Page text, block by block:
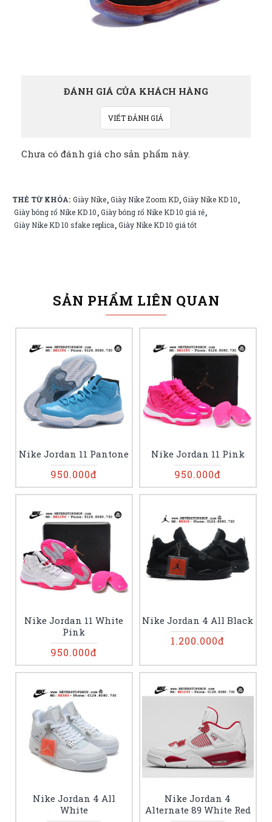
ĐÁNH GIÁ CỦA KHÁCH HÀNG
VIẾT ĐÁNH GIÁ
Chưa có đánh giá cho sản phẩm này.
THẺ TỪ KHÓA: Giày Nike,Giày Nike Zoom KD,Giày Nike KD 10,
Giày bóng rổ Nike KD 10,Giày bóng rổ Nike KD 10 giá rẻ,
Giày Nike KD 10 sfake replica,Giày Nike KD 10 giá tốt
SẢN PHẨM LIÊN QUAN
Nike Jordan 11 Pantone
950.000đ
Nike Jordan 11 Pink
950.000đ
Nike Jordan 11 White
Pink
950.000đ
Nike Jordan 4 All Black
1.200.000đ
Nike Jordan 4 All
White
Nike Jordan 4
Alternate 89 White Red